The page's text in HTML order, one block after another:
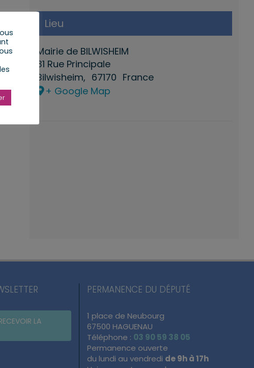
Lieu
Mairie de BILWISHEIM
31 Rue Principale
Bilwisheim, 67170 France
+ Google Map
LA
PERMANENCE DU DÉPUTÉ
1 place de Neubourg
67500 HAGUENAU
Téléphone : 03 90 59 38 05
Permanence ouverte
du lundi au vendredi de 9h à 17h